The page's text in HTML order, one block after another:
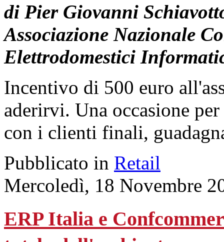
di Pier Giovanni
Associazione Nazionale
Elettrodomestici
Incentivo di 500 euro
aderirvi. Una occasione
con i clienti finali,
Pubblicato in Retail
Mercoledì, 18 Novembre
ERP Italia e